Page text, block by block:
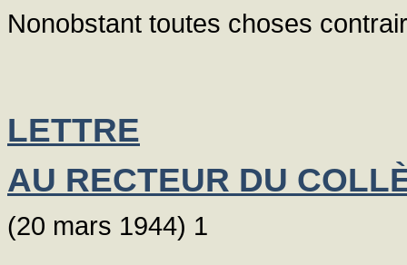
Nonobstant toutes choses
LETTRE
AU RECTEUR DU
(20 mars 1944) 1